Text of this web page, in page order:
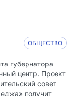
ОБЩЕСТВО
губернатора
центр. Проект
совет
получит